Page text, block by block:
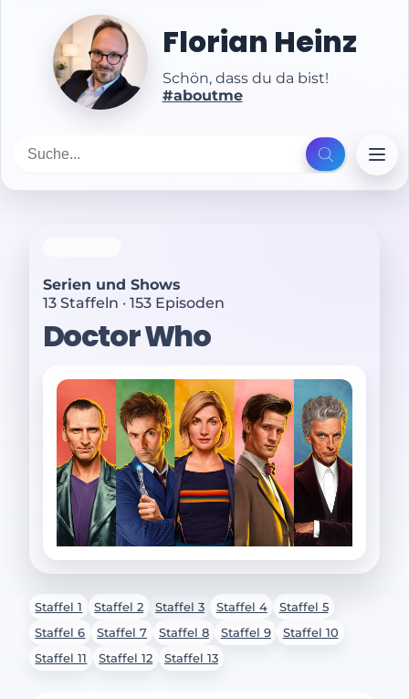
Florian Heinz
Schön, dass du da bist!
#aboutme
Serien und Shows
13 Staffeln · 153 Episoden
Doctor Who
Staffel 1 Staffel 2 Staffel 3 Staffel 4
Staffel 5
Staffel 6
Staffel 7 Staffel 8 Staffel 9
Staffel 10
Staffel 11
Staffel 12 Staffel 13